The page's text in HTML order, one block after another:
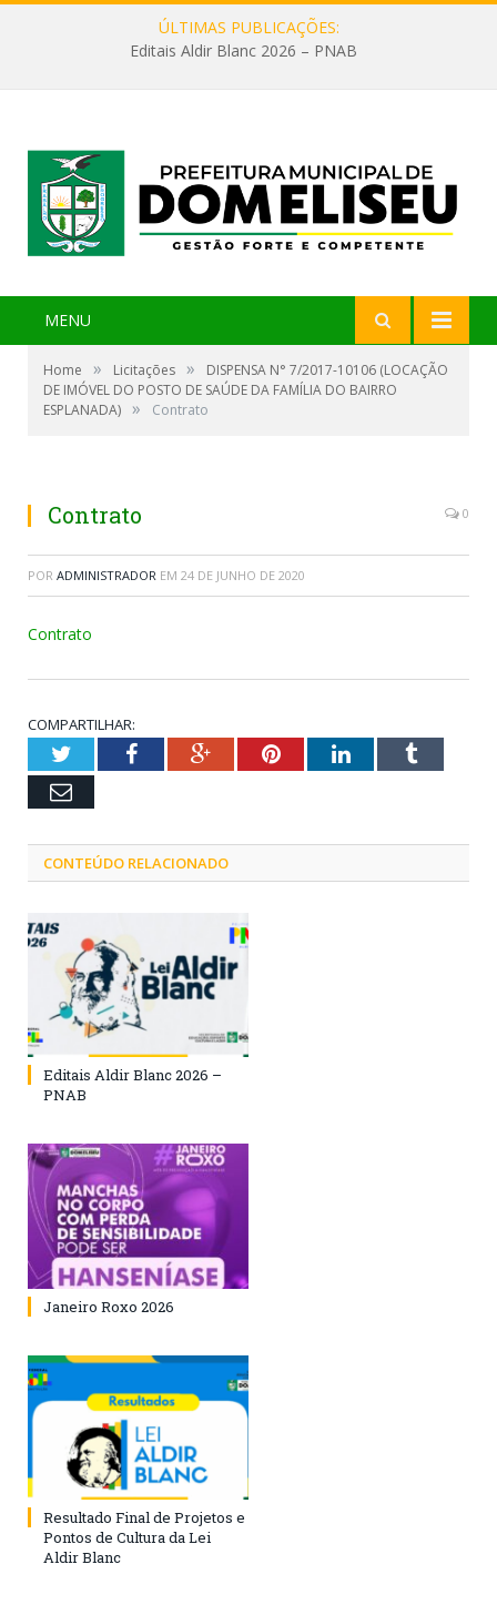
ÚLTIMAS PUBLICAÇÕES:
Editais Aldir Blanc 2026 – PNAB
MENU
Home » Licitações »
DISPENSA N° 7/2017-10106 (LOCAÇÃO
DE IMÓVEL DO POSTO DE SAÚDE DA FAMÍLIA DO BAIRRO
ESPLANADA) » Contrato
Contrato 0
POR ADMINISTRADOR EM 24 DE JUNHO DE 2020
Contrato
COMPARTILHAR:
TwitterFacebookGoogle+PinterestLinkedInTumblr
Email
CONTEÚDO RELACIONADO
Editais Aldir Blanc 2026 –
PNAB
Janeiro Roxo 2026
Resultado Final de Projetos e
Pontos de Cultura da Lei
Aldir Blanc